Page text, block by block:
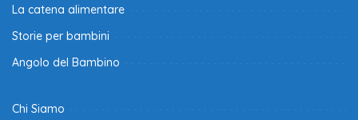
La catena alimentare
Storie per bambini
Angolo del Bambino
Chi Siamo